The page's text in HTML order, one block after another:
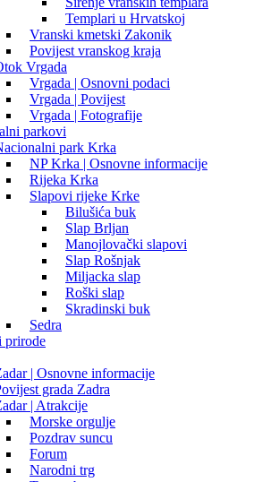
Templari u Hrvatskoj
Vranski kmetski Zakonik
Povijest vranskog kraja
Vrgada
Vrgada | Osnovni podaci
Vrgada | Povijest
Vrgada | Fotografije
parkovi
park Krka
NP Krka | Osnovne informacije
Rijeka Krka
Slapovi rijeke Krke
Bilušića buk
Slap Brljan
Manojlovački slapovi
Slap Rošnjak
Miljacka slap
Roški slap
Skradinski buk
Sedra
prirode
| Osnovne informacije
grada Zadra
| Atrakcije
Morske orgulje
Pozdrav suncu
Forum
Narodni trg